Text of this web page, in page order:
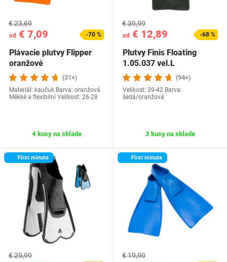
od € 7,09
€ 23,69
-70 %
Plávacie plutvy Flipper
oranžové
(31×)
Materiál: kaučuk Barva: oranžová
Měkké a flexibilní Velikost: 26-28
4 kusy na sklade
od € 12,89
€ 39,99
-68 %
Plutvy Finis Floating
1.05.037 vel.L
(94×)
Velikost: 39-42 Barva:
šedá/oranžová
3 kusy na sklade
First minute
€ 29,99
First minute
€ 19,99